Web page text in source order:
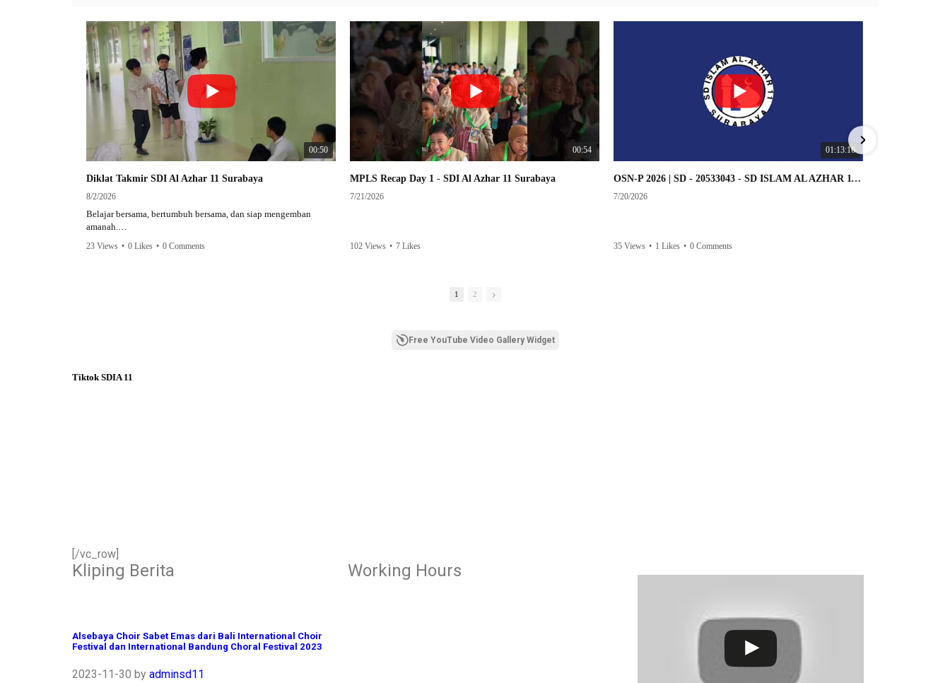
00:50
Diklat Takmir SDI Al Azhar 11 Surabaya
8/2/2026
Belajar bersama, bertumbuh bersama, dan siap mengemban
amanah.
Semangat peserta dalam Diklat Takmir SDI Al Azhar 11 Surabaya
23 Views • 0 Likes • 0 Comments
00:54
MPLS Recap Day 1 - SDI Al Azhar 11 Surabaya
7/21/2026
102 Views • 7 Likes
01:13:16
OSN-P 2026 | SD - 20533043 - SD ISLAM AL AZHAR 11 SURABAYA | IPA
7/20/2026
35 Views • 1 Likes • 0 Comments
1 2
Free YouTube Video Gallery Widget
Tiktok SDIA 11
[/vc_row]
Kliping Berita
Alsebaya Choir Sabet Emas dari Bali International Choir
Festival dan International Bandung Choral Festival 2023
2023-11-30 by adminsd11
Working Hours